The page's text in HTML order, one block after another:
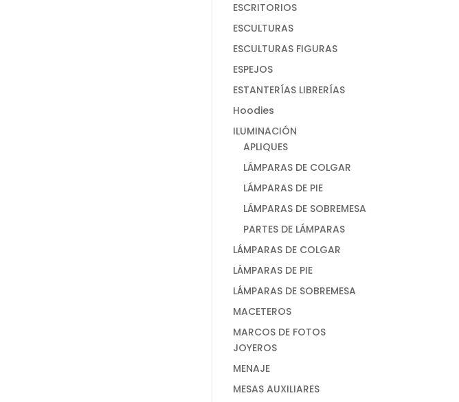
ESCRITORIOS
ESCULTURAS
ESCULTURAS FIGURAS
ESPEJOS
ESTANTERÍAS LIBRERÍAS
Hoodies
ILUMINACIÓN
APLIQUES
LÁMPARAS DE COLGAR
LÁMPARAS DE PIE
LÁMPARAS DE SOBREMESA
PARTES DE LÁMPARAS
LÁMPARAS DE COLGAR
LÁMPARAS DE PIE
LÁMPARAS DE SOBREMESA
MACETEROS
MARCOS DE FOTOS
JOYEROS
MENAJE
MESAS AUXILIARES